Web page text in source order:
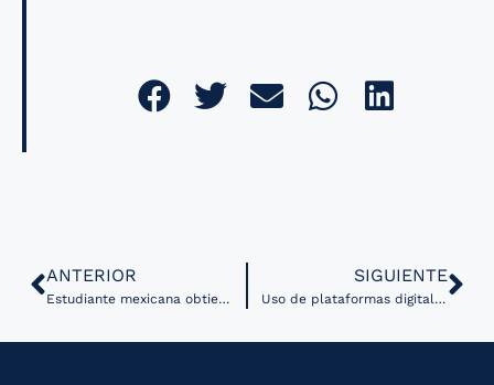
ANTERIOR
Estudiante mexicana obtiene beca; usa Salud Digital en beneficio de la salud bucal
SIGUIENTE
Uso de plataformas digitales permitió identificar casos de COVID-19 masivamente entre la población